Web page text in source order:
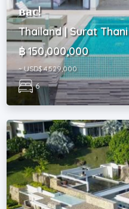
вас!
Thailand | Surat Thani
฿ 150,000,000
~ USD$ 4,529,000
6